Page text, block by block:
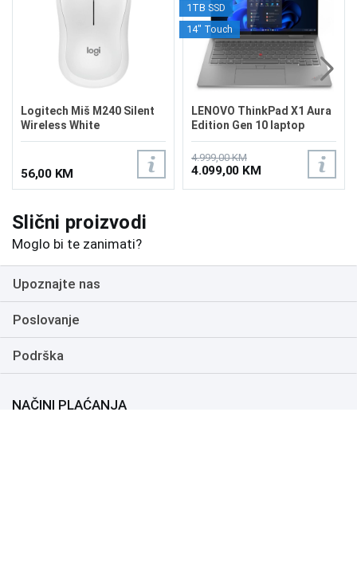
Logitech Miš M240 Silent
Wireless White
56,00 KM
1TB SSD
14" Touch
LENOVO ThinkPad X1 Aura
Edition Gen 10 laptop
21Q0002XUS
4.999,00 KM
4.099,00 KM
Slični proizvodi
Moglo bi te zanimati?
Upoznajte nas
Poslovanje
Podrška
NAČINI PLAĆANJA